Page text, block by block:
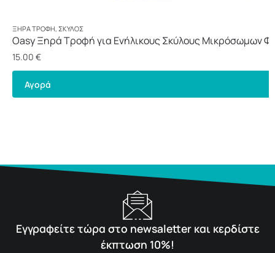
ΞΗΡΆ ΤΡΟΦΉ, ΣΚΎΛΟΣ
Oasy Ξηρά Τροφή για Ενήλικους Σκύλους Μικρόσωμων
Κοτόπουλο 3kg
15.00 €
Αγορά
Εγγραφείτε τώρα στο newsaletter και κερδίστε
έκπτωση 10%!